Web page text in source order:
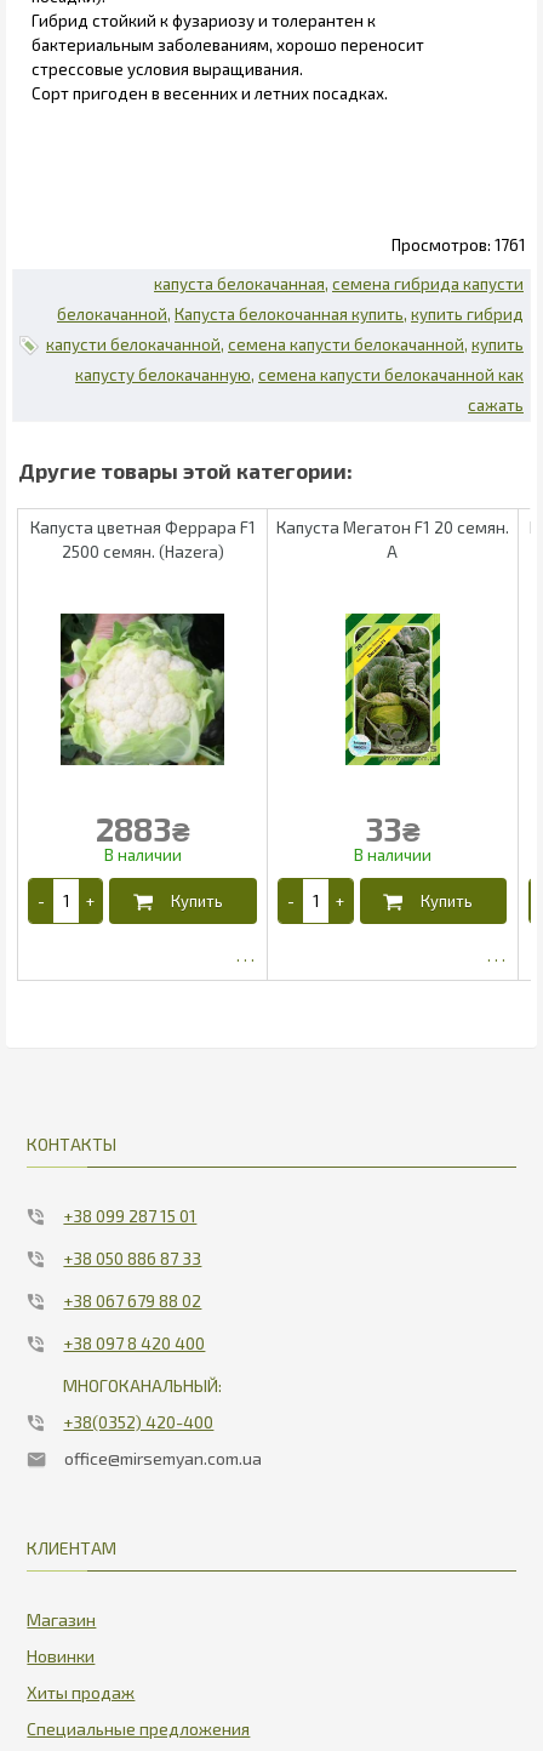
Гибрид стойкий к фузариозу и толерантен к
бактериальным заболеваниям, хорошо переносит
стрессовые условия выращивания.
Сорт пригоден в весенних и летних посадках.
1761
капуста белокачанная семена гибрида капусти
белокачанной Капуста белокочанная купить купить гибрид
капусти белокачанной семена капусти белокачанной купить
капусту белокачанную семена капусти белокачанной как
сажать
Капуста цветная Феррара F1
2500 семян. (Hazera)
2883₴
Капуста Мегатон F1 20 семян.
А
33₴
КОНТАКТЫ
+38 099 287 15 01
+38 050 886 87 33
+38 067 679 88 02
+38 097 8 420 400
МНОГОКАНАЛЬНЫЙ:
+38(0352) 420-400
office@mirsemyan.com.ua
КЛИЕНТАМ
Магазин
Новинки
Хиты продаж
Специальные предложения